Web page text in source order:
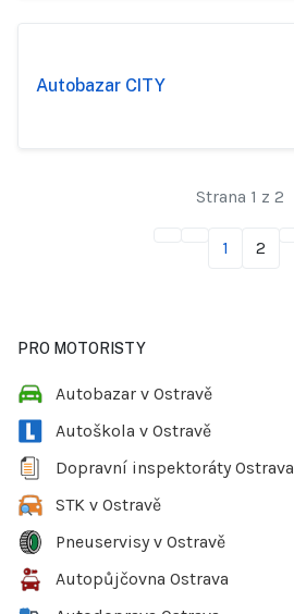
Autobazar CITY
Strana 1 z 2
1 2
PRO MOTORISTY
Autobazar v Ostravě
Autoškola v Ostravě
Dopravní inspektoráty Ostrava
STK v Ostravě
Pneuservisy v Ostravě
Autopůjčovna Ostrava